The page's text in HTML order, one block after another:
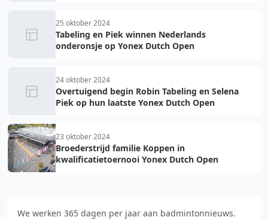
25 oktober 2024
Tabeling en Piek winnen Nederlands
onderonsje op Yonex Dutch Open
24 oktober 2024
Overtuigend begin Robin Tabeling en Selena
Piek op hun laatste Yonex Dutch Open
23 oktober 2024
Broederstrijd familie Koppen in
kwalificatietoernooi Yonex Dutch Open
We werken 365 dagen per jaar aan badmintonnieuws.